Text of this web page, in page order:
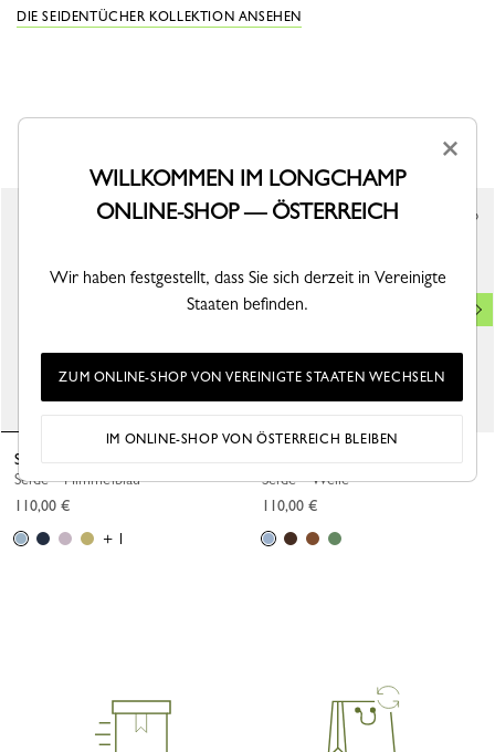
DIE SEIDENTÜCHER KOLLEKTION ANSEHEN
Seide - Himmelblau
110,00 €
+ 1
Seide - Welle
110,00 €
×
WILLKOMMEN IM LONGCHAMP
ONLINE-SHOP — ÖSTERREICH
Wir haben festgestellt, dass Sie sich derzeit in Vereinigte
Staaten befinden.
ZUM ONLINE-SHOP VON VEREINIGTE STAATEN WECHSELN
IM ONLINE-SHOP VON ÖSTERREICH BLEIBEN